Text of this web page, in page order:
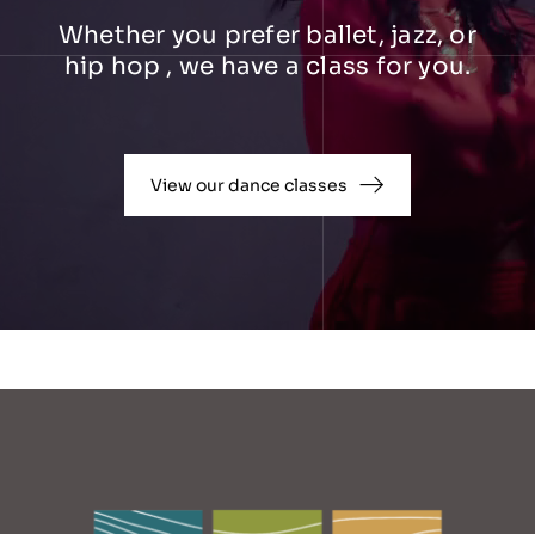
Whether you prefer ballet, jazz, or
hip hop , we have a class for you.
View our dance classes